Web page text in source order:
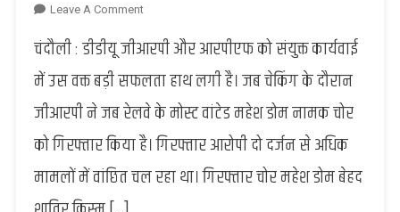
Leave A CommentOn
Work
जीआरपी
ने
चोर
को
चंदौली : डीडीयू जीआरपी और आरपीएफ को संयुक्त कार्यवाई
में उस वक्त बड़ी सफलता हाथ लगी है। जब चेकिंग के दौरान
जीआरपी ने जब रेलवे के मोस्ट वांटेड महेश डोम नामक चोर
को गिरफ्तार किया है। गिरफ्तार आरोपी दो दर्जन से अधिक
मामलों में वांछित चल रहा था। गिरफ्तार चोर महेश डोम बेहद